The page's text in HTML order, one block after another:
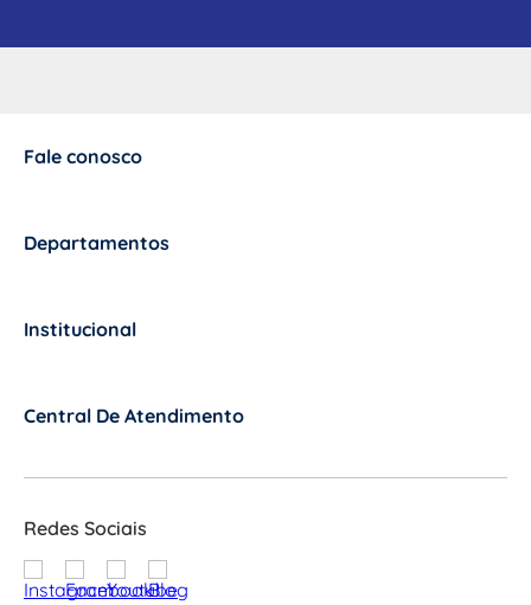
Fale conosco
Departamentos
Institucional
Central De Atendimento
Redes Sociais